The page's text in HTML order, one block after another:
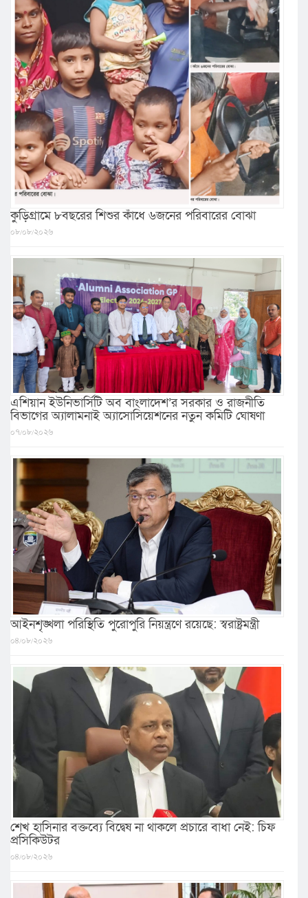
কুড়িগ্রামে ৮বছরের শিশুর কাঁধে ৬জনের পরিবারের বোঝা
০৮/০৮/২০২৬
এশিয়ান ইউনিভার্সিটি অব বাংলাদেশ’র সরকার ও রাজনীতি
বিভাগের অ্যালামনাই অ্যাসোসিয়েশনের নতুন কমিটি ঘোষণা
০৭/০৮/২০২৬
আইনশৃঙ্খলা পরিস্থিতি পুরোপুরি নিয়ন্ত্রণে রয়েছে: স্বরাষ্ট্রমন্ত্রী
০৪/০৮/২০২৬
শেখ হাসিনার বক্তব্যে বিদ্বেষ না থাকলে প্রচারে বাধা নেই: চিফ
প্রসিকিউটর
০৪/০৮/২০২৬